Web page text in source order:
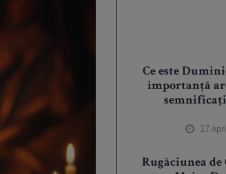
Ce este
importanță
17
Rugăciunea